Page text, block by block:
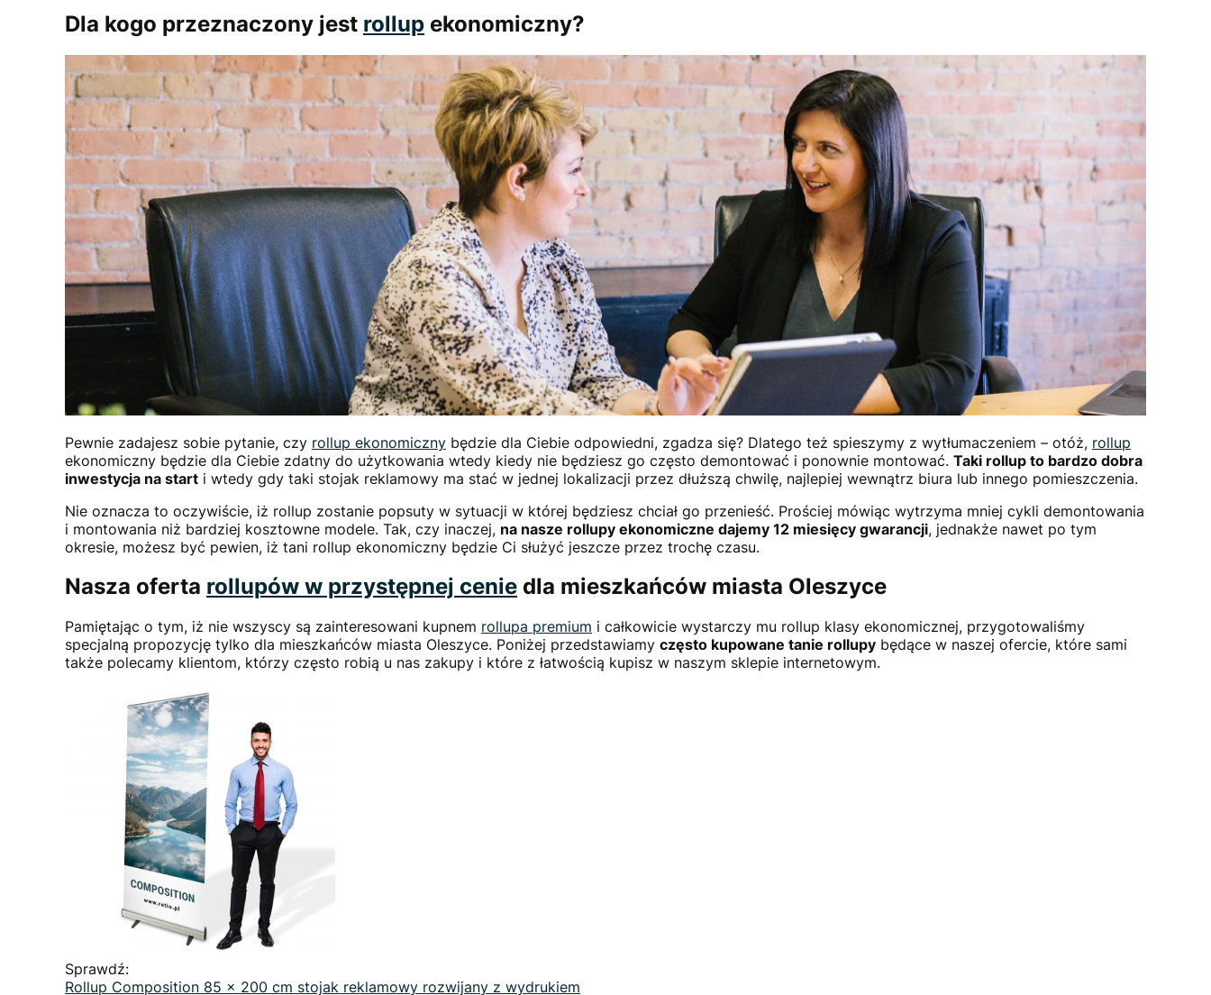
Dla kogo przeznaczony jest rollup ekonomiczny?
Pewnie zadajesz sobie pytanie, czy rollup ekonomiczny będzie dla Ciebie odpowiedni, zgadza się? Dlatego też spieszymy z wytłumaczeniem – otóż, rollup
ekonomiczny będzie dla Ciebie zdatny do użytkowania wtedy kiedy nie będziesz go często demontować i ponownie montować. Taki rollup to bardzo dobra
inwestycja na start i wtedy gdy taki stojak reklamowy ma stać w jednej lokalizacji przez dłuższą chwilę, najlepiej wewnątrz biura lub innego pomieszczenia.
Nie oznacza to oczywiście, iż rollup zostanie popsuty w sytuacji w której będziesz chciał go przenieść. Prościej mówiąc wytrzyma mniej cykli demontowania
i montowania niż bardziej kosztowne modele. Tak, czy inaczej, na nasze rollupy ekonomiczne dajemy 12 miesięcy gwarancji, jednakże nawet po tym
okresie, możesz być pewien, iż tani rollup ekonomiczny będzie Ci służyć jeszcze przez trochę czasu.
Nasza oferta rollupów w przystępnej cenie dla mieszkańców miasta Oleszyce
Pamiętając o tym, iż nie wszyscy są zainteresowani kupnem rollupa premium i całkowicie wystarczy mu rollup klasy ekonomicznej, przygotowaliśmy
specjalną propozycję tylko dla mieszkańców miasta Oleszyce. Poniżej przedstawiamy często kupowane tanie rollupy będące w naszej ofercie, które sami
także polecamy klientom, którzy często robią u nas zakupy i które z łatwością kupisz w naszym sklepie internetowym.
Sprawdź:
Rollup Composition 85 x 200 cm stojak reklamowy rozwijany z wydrukiem